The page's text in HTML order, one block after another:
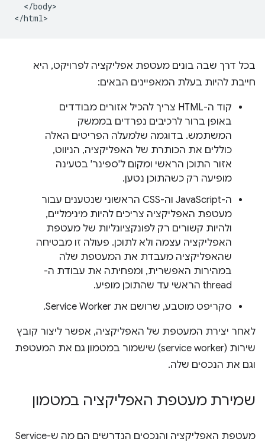
  </body>
בכל דרך שבה בונים מעטפת אפליקציה לפרויקט, היא
חייבת להיות בעלת המאפיינים הבאים:
קוד ה-HTML צריך להכיל אזורים מבודדים
באופן ברור לרכיבים נפרדים בממשק
המשתמש. בדוגמה שלמעלה הפריטים האלה
כוללים את הכותרת של האפליקציה, הניווט,
אזור התוכן הראשי ומקום ל'ספינר' בטעינה
מופיעה רק כשהתוכן נטען.
ה-JavaScript וה-CSS הראשוני שנטענים עבור
מעטפת האפליקציה צריכים להיות מינימליים,
ולהיות קשורים רק לפונקציונליות של מעטפת
האפליקציה עצמה ולא לתוכן. פעולה זו מבטיחה
שהאפליקציה מעבדת את המעטפת שלה
במהירות האפשרית, ומפחיתה את עבודת ה-
thread הראשי עד שהתוכן מופיע.
סקריפט מוטבע, שרושם את Service Worker.
לאחר יצירת המעטפת של האפליקציה, אפשר ליצור קובץ
שירות (service worker) שישמור במטמון גם את המעטפת
וגם את הנכסים שלה.
שמירת מעטפת האפליקציה במטמון
מעטפת האפליקציה והנכסים הנדרשים הם מה ש-Service